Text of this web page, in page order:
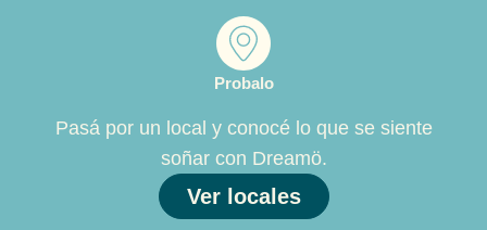
Probalo
Pasá por un local y conocé lo que se siente
soñar con Dreamö.
Ver locales